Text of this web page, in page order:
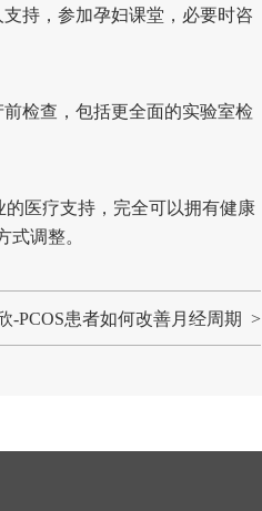
持，参加孕妇课堂，必要时咨
检查，包括更全面的实验室检
医疗支持，完全可以拥有健康
调整。
-PCOS患者如何改善月经周期 >